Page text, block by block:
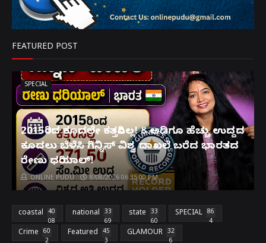
FEATURED POST
SPECIAL
2015ರಿಂದ ಕೂದಲೇ ಕತ್ತರಿಸಿಲ್ಲ! 8 ಅಡಿಗೂ ಹೆಚ್ಚು ಉದ್ದದ
ಕೂದಲು ಬೆಳೆಸಿ ಗಿನ್ನಿಸ್ ವಿಶ್ವ ದಾಖಲೆ ಬರೆದ ಭಾರತದ
ರೇಣು ಧರಿಯಾಲ್!
ONLINE PUDU 8/08/2026 06:35:00 PM
coastal
40
08
national
33
69
state
33
60
SPECIAL
86
4
Crime
60
Featured
45
GLAMOUR
32